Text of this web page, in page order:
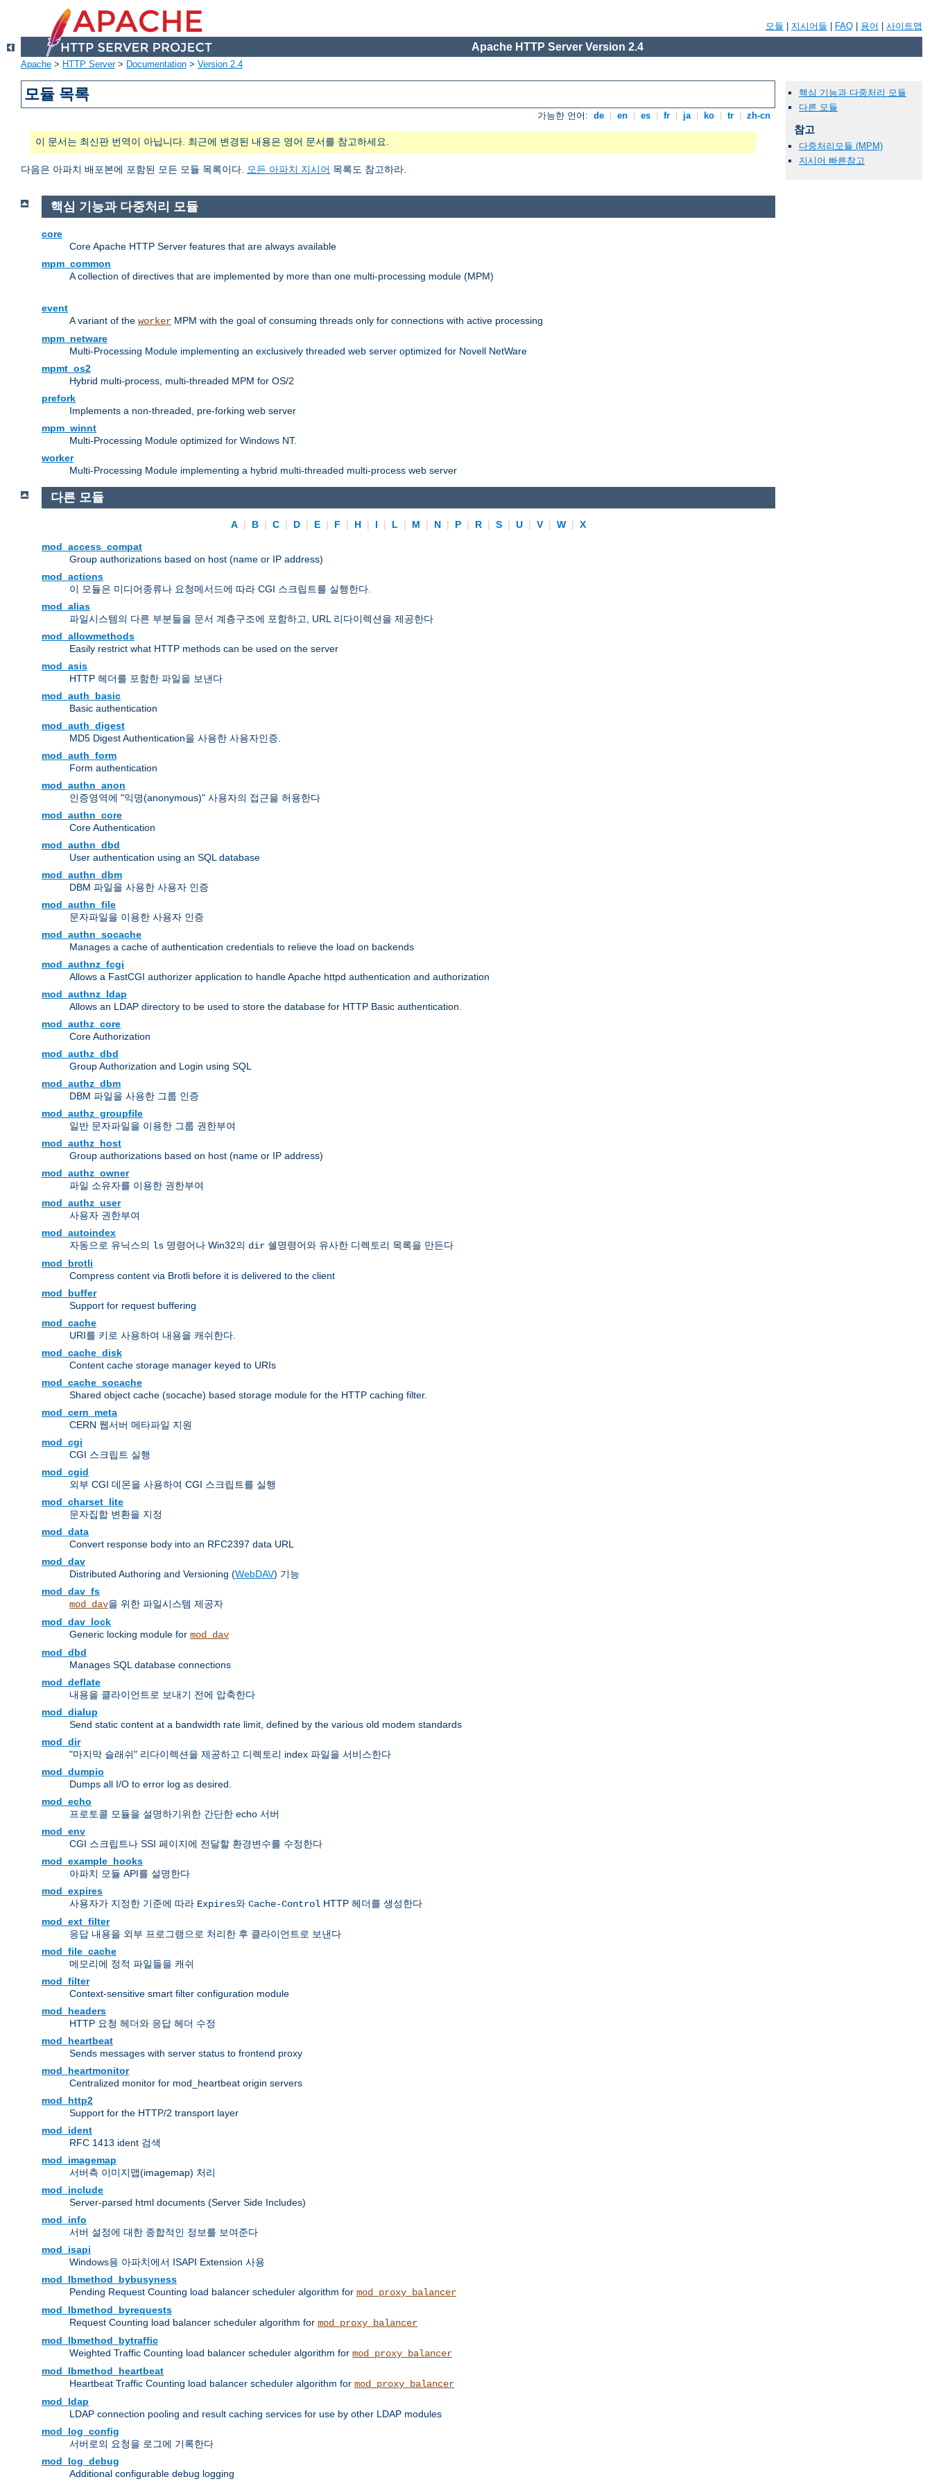
모듈 지시어들 FAQ 용어 사이트맵
Apache HTTP Server Version 2.4
Apache > HTTP Server> Documentation > Version 2.4
모듈 목록
가능한 언어: de en es fr ja ko tr zh-cn
이 문서는 최신판 번역이 아닙니다. 최근에 변경된 내용은 영어 문서를 참고하세요.
다음은 아파치 배포본에 포함된 모든 모듈 목록이다. 모든 아파치 지시어 목록도 참고하라.
핵심 기능과 다중처리 모듈
다른 모듈
참고
다중처리모듈 (MPM)
지시어 빠른참고
핵심 기능과 다중처리 모듈
core
Core Apache HTTP Server features that are always available
mpm_common
A collection of directives that are implemented by more than one multi-processing module (MPM)
event
A variant of the worker MPM with the goal of consuming threads only for connections with active processing
mpm_netware
Multi-Processing Module implementing an exclusively threaded web server optimized for Novell NetWare
mpmt_os2
Hybrid multi-process, multi-threaded MPM for OS/2
prefork
Implements a non-threaded, pre-forking web server
mpm_winnt
Multi-Processing Module optimized for Windows NT.
worker
Multi-Processing Module implementing a hybrid multi-threaded multi-process web server
다른 모듈
A | B | C | D | E | F | H | I | L | M | N | P | R | S | U | V | W |
X
mod_access_compat
Group authorizations based on host (name or IP address)
mod_actions
이 모듈은 미디어종류나 요청메서드에 따라 CGI 스크립트를 실행한다.
mod_alias
파일시스템의 다른 부분들을 문서 계층구조에 포함하고, URL 리다이렉션을 제공한다
mod_allowmethods
Easily restrict what HTTP methods can be used on the server
mod_asis
HTTP 헤더를 포함한 파일을 보낸다
mod_auth_basic
Basic authentication
mod_auth_digest
MD5 Digest Authentication을 사용한 사용자인증.
mod_auth_form
Form authentication
mod_authn_anon
인증영역에 "익명(anonymous)" 사용자의 접근을 허용한다
mod_authn_core
Core Authentication
mod_authn_dbd
User authentication using an SQL database
mod_authn_dbm
DBM 파일을 사용한 사용자 인증
mod_authn_file
문자파일을 이용한 사용자 인증
mod_authn_socache
Manages a cache of authentication credentials to relieve the load on backends
mod_authnz_fcgi
Allows a FastCGI authorizer application to handle Apache httpd authentication and authorization
mod_authnz_ldap
Allows an LDAP directory to be used to store the database for HTTP Basic authentication.
mod_authz_core
Core Authorization
mod_authz_dbd
Group Authorization and Login using SQL
mod_authz_dbm
DBM 파일을 사용한 그룹 인증
mod_authz_groupfile
일반 문자파일을 이용한 그룹 권한부여
mod_authz_host
Group authorizations based on host (name or IP address)
mod_authz_owner
파일 소유자를 이용한 권한부여
mod_authz_user
사용자 권한부여
mod_autoindex
자동으로 유닉스의 ls 명령어나 Win32의 dir 쉘명령어와 유사한 디렉토리 목록을 만든다
mod_brotli
Compress content via Brotli before it is delivered to the client
mod_buffer
Support for request buffering
mod_cache
URI를 키로 사용하여 내용을 캐쉬한다.
mod_cache_disk
Content cache storage manager keyed to URIs
mod_cache_socache
Shared object cache (socache) based storage module for the HTTP caching filter.
mod_cern_meta
CERN 웹서버 메타파일 지원
mod_cgi
CGI 스크립트 실행
mod_cgid
외부 CGI 데몬을 사용하여 CGI 스크립트를 실행
mod_charset_lite
문자집합 변환을 지정
mod_data
Convert response body into an RFC2397 data URL
mod_dav
Distributed Authoring and Versioning (WebDAV) 기능
mod_dav_fs
mod_dav을 위한 파일시스템 제공자
mod_dav_lock
Generic locking module for mod_dav
mod_dbd
Manages SQL database connections
mod_deflate
내용을 클라이언트로 보내기 전에 압축한다
mod_dialup
Send static content at a bandwidth rate limit, defined by the various old modem standards
mod_dir
"마지막 슬래쉬" 리다이렉션을 제공하고 디렉토리 index 파일을 서비스한다
mod_dumpio
Dumps all I/O to error log as desired.
mod_echo
프로토콜 모듈을 설명하기위한 간단한 echo 서버
mod_env
CGI 스크립트나 SSI 페이지에 전달할 환경변수를 수정한다
mod_example_hooks
아파치 모듈 API를 설명한다
mod_expires
사용자가 지정한 기준에 따라 Expires와 Cache-Control HTTP 헤더를 생성한다
mod_ext_filter
응답 내용을 외부 프로그램으로 처리한 후 클라이언트로 보낸다
mod_file_cache
메모리에 정적 파일들을 캐쉬
mod_filter
Context-sensitive smart filter configuration module
mod_headers
HTTP 요청 헤더와 응답 헤더 수정
mod_heartbeat
Sends messages with server status to frontend proxy
mod_heartmonitor
Centralized monitor for mod_heartbeat origin servers
mod_http2
Support for the HTTP/2 transport layer
mod_ident
RFC 1413 ident 검색
mod_imagemap
서버측 이미지맵(imagemap) 처리
mod_include
Server-parsed html documents (Server Side Includes)
mod_info
서버 설정에 대한 종합적인 정보를 보여준다
mod_isapi
Windows용 아파치에서 ISAPI Extension 사용
mod_lbmethod_bybusyness
Pending Request Counting load balancer scheduler algorithm for mod_proxy_balancer
mod_lbmethod_byrequests
Request Counting load balancer scheduler algorithm for mod_proxy_balancer
mod_lbmethod_bytraffic
Weighted Traffic Counting load balancer scheduler algorithm for mod_proxy_balancer
mod_lbmethod_heartbeat
Heartbeat Traffic Counting load balancer scheduler algorithm for mod_proxy_balancer
mod_ldap
LDAP connection pooling and result caching services for use by other LDAP modules
mod_log_config
서버로의 요청을 로그에 기록한다
mod_log_debug
Additional configurable debug logging